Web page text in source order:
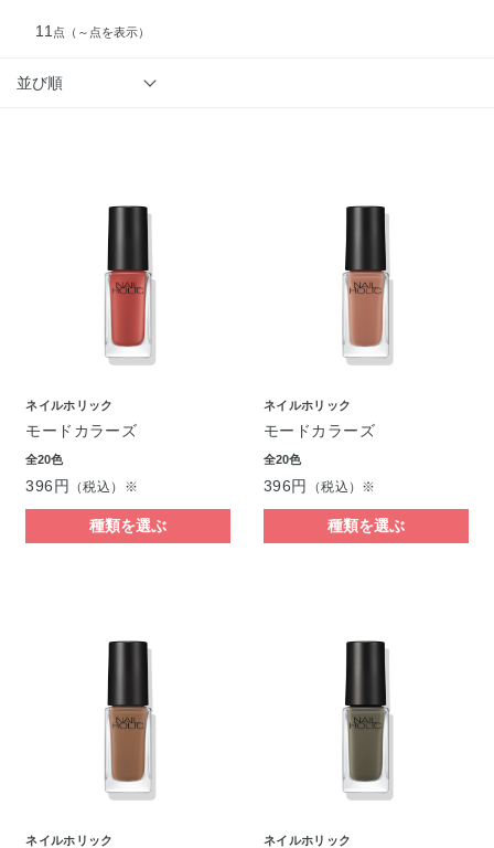
11 点 （～点を表示）
並び順
ネイルホリック
モードカラーズ
全20色
396円 （税込）※
種類を選ぶ
ネイルホリック
モードカラーズ
全20色
396円 （税込）※
種類を選ぶ
ネイルホリック ネイルホリック